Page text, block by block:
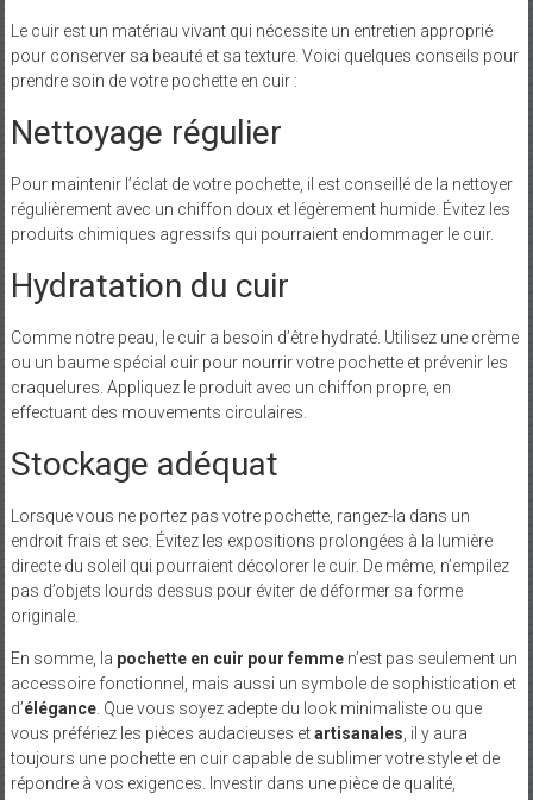
Le cuir est un matériau vivant qui nécessite un entretien approprié
pour conserver sa beauté et sa texture. Voici quelques conseils pour
prendre soin de votre pochette en cuir :
Nettoyage régulier
Pour maintenir l’éclat de votre pochette, il est conseillé de la nettoyer
régulièrement avec un chiffon doux et légèrement humide. Évitez les
produits chimiques agressifs qui pourraient endommager le cuir.
Hydratation du cuir
Comme notre peau, le cuir a besoin d’être hydraté. Utilisez une crème
ou un baume spécial cuir pour nourrir votre pochette et prévenir les
craquelures. Appliquez le produit avec un chiffon propre, en
effectuant des mouvements circulaires.
Stockage adéquat
Lorsque vous ne portez pas votre pochette, rangez-la dans un
endroit frais et sec. Évitez les expositions prolongées à la lumière
directe du soleil qui pourraient décolorer le cuir. De même, n’empilez
pas d’objets lourds dessus pour éviter de déformer sa forme
originale.
En somme, la pochette en cuir pour femmen’est pas seulement un
accessoire fonctionnel, mais aussi un symbole de sophistication et
d’élégance. Que vous soyez adepte du look minimaliste ou que
vous préfériez les pièces audacieuses etartisanales , il y aura
toujours une pochette en cuir capable de sublimer votre style et de
répondre à vos exigences. Investir dans une pièce de qualité,